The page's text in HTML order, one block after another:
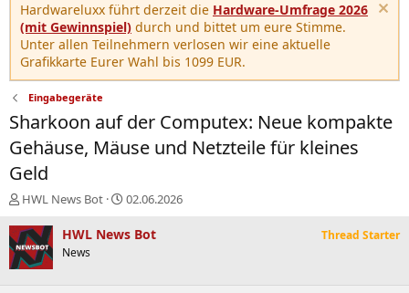
Hardwareluxx führt derzeit die Hardware-Umfrage 2026
(mit Gewinnspiel) durch und bittet um eure Stimme.
Unter allen Teilnehmern verlosen wir eine aktuelle
Grafikkarte Eurer Wahl bis 1099 EUR.
Eingabegeräte
Sharkoon auf der Computex: Neue kompakte
Gehäuse, Mäuse und Netzteile für kleines
Geld
E
s
t
e
HWL News Bot
E
s
02.06.2026
HWL News Bot
News
Thread Starter